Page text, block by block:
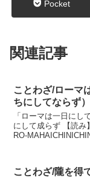
Pocket
関連記事
ことわざ/ローマ
ちにしてならず
「ローマは一日にして成らず
にして成らず 【読み
RO-
ことわざ/隴を得